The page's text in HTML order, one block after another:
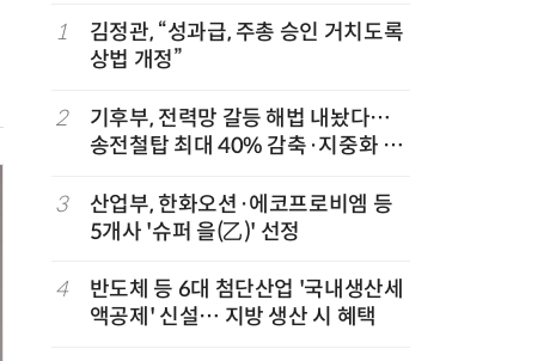
1
김정관, “성과급, 주총 승인 거치도록
상법 개정”
2
기후부, 전력망 갈등 해법 내놨다…
송전철탑 최대 40% 감축·지중화 확
3
산업부, 한화오션·에코프로비엠 등
5개사 '슈퍼 을(乙)' 선정
4
반도체 등 6대 첨단산업 '국내생산세
액공제' 신설… 지방 생산 시 혜택